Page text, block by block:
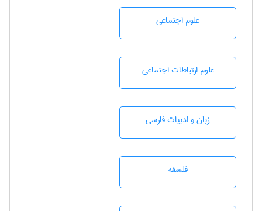
علوم اجتماعی
علوم ارتباطات اجتماعی
زبان و ادبيات فارسی
فلسفه